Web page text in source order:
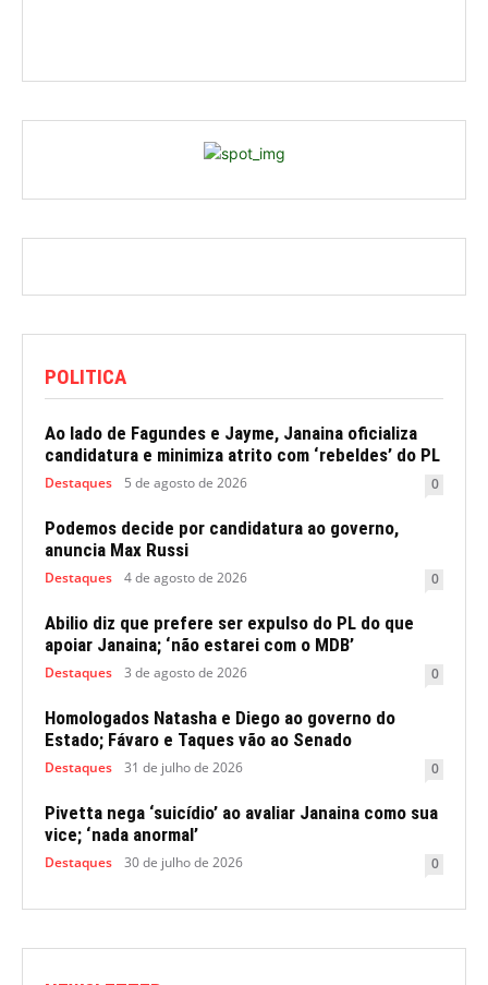
POLITICA
Ao lado de Fagundes e Jayme, Janaina oficializa
candidatura e minimiza atrito com ‘rebeldes’ do PL
Destaques 5 de agosto de 2026 0
Podemos decide por candidatura ao governo,
anuncia Max Russi
Destaques 4 de agosto de 2026 0
Abilio diz que prefere ser expulso do PL do que
apoiar Janaina; ‘não estarei com o MDB’
Destaques 3 de agosto de 2026 0
Homologados Natasha e Diego ao governo do
Estado; Fávaro e Taques vão ao Senado
Destaques 31 de julho de 2026 0
Pivetta nega ‘suicídio’ ao avaliar Janaina como sua
vice; ‘nada anormal’
Destaques 30 de julho de 2026 0